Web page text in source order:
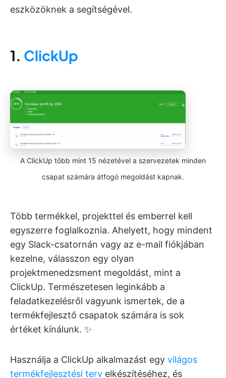
eszközöknek a segítségével.
1. ClickUp
A ClickUp több mint 15 nézetével a szervezetek minden
csapat számára átfogó megoldást kapnak.
Több termékkel, projekttel és emberrel kell
egyszerre foglalkoznia. Ahelyett, hogy mindent
egy Slack-csatornán vagy az e-mail fiókjában
kezelne, válasszon egy olyan
projektmenedzsment megoldást, mint a
ClickUp. Természetesen leginkább a
feladatkezelésről vagyunk ismertek, de a
termékfejlesztő csapatok számára is sok
értéket kínálunk. ✨
Használja a ClickUp alkalmazást egy világos
termékfejlesztési terv elkészítéséhez, és